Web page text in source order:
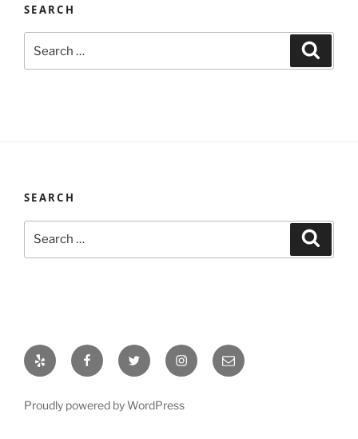
SEARCH
for:
SEARCH
Yelp FacebookTwitter InstagramEmail
Proudly powered by WordPress